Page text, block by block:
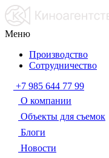
Меню
Производство
Сотрудничество
+7 985 644 77 99
О компании
Объекты для съемок
Блоги
Новости